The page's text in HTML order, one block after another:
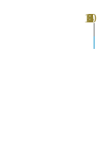
1
2
3
4
5
6
7
8
9
10